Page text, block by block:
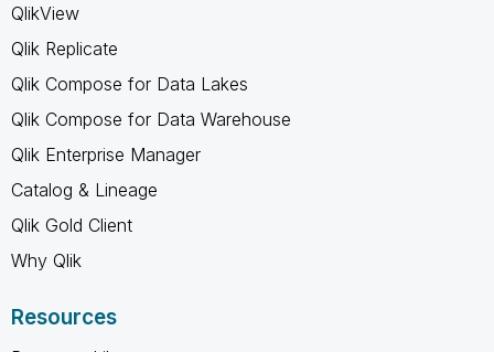
QlikView
Qlik Replicate
Qlik Compose for Data Lakes
Qlik Compose for Data Warehouse
Qlik Enterprise Manager
Catalog & Lineage
Qlik Gold Client
Why Qlik
Resources